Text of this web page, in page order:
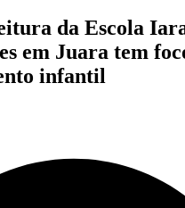
da Escola
em Juara tem
infantil